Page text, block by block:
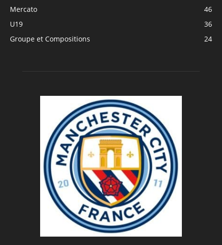
Mercato
46
U19
36
Groupe et Compositions
24